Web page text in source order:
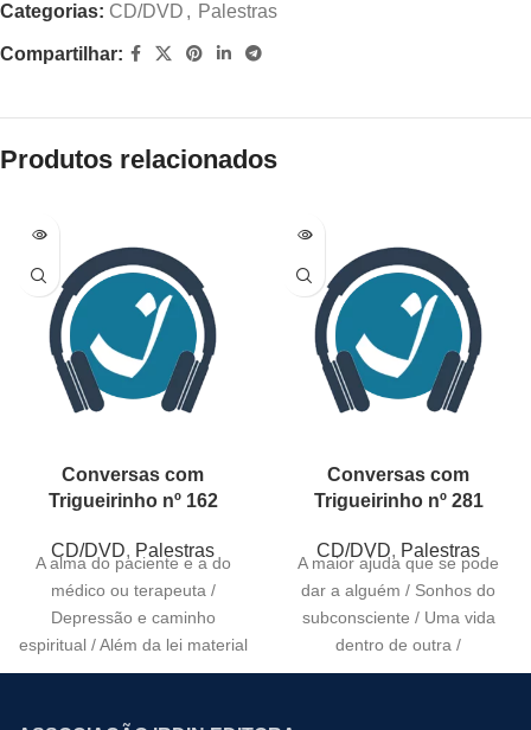
Categorias: CD/DVD , Palestras
Compartilhar:
Produtos relacionados
Conversas com
Trigueirinho nº 162
CD/DVD, Palestras
A alma do paciente e a do
médico ou terapeuta /
Depressão e caminho
espiritual / Além da lei material
Conversas com
Trigueirinho nº 281
CD/DVD, Palestras
A maior ajuda que se pode
dar a alguém / Sonhos do
subconsciente / Uma vida
dentro de outra /